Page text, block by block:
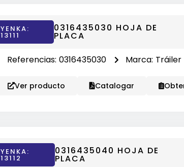
YENKA:
13111
0316435030 HOJA DE
PLACA
Referencias: 0316435030 Marca: Tráiler
Ver producto Catalogar
YENKA:
13112
0316435040 HOJA DE
PLACA